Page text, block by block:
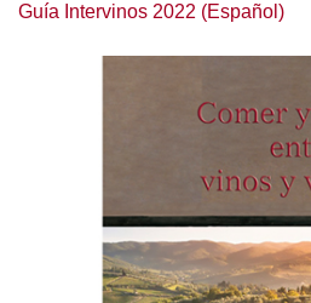
Guía Intervinos 2022 (Español)